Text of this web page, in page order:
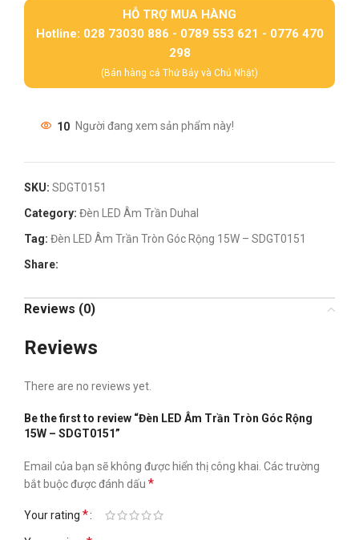
HỖ TRỢ MUA HÀNG
Hotline: 028 73030 886 - 0789 553 621 - 0776 470
298
(Bán hàng cả Thứ Bảy và Chủ Nhật)
10 Người đang xem sản phẩm này!
SKU: SDGT0151
Category: Đèn LED Âm Trần Duhal
Tag: Đèn LED Âm Trần Tròn Góc Rộng 15W – SDGT0151
Share:
Reviews (0)
Reviews
There are no reviews yet.
Be the first to review “Đèn LED Âm Trần Tròn Góc Rộng
15W – SDGT0151”
Email của bạn sẽ không được hiển thị công khai. Các trường
bắt buộc được đánh dấu *
Your rating *